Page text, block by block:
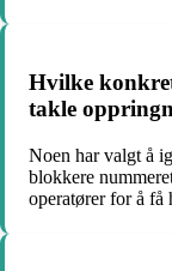
Hvilke
takle
Noen har valgt å
blokkere
operatører for å få